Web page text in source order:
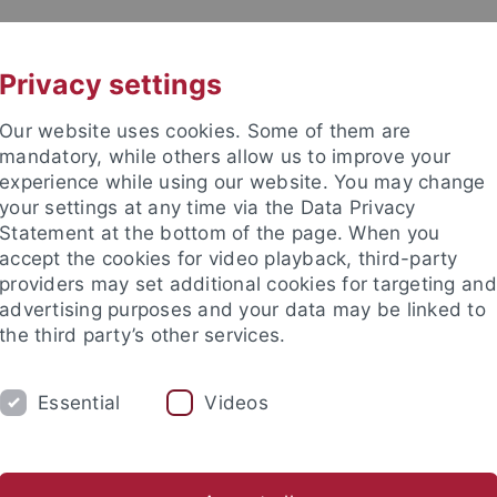
in the Sciences and
Location Annual retrospectives
International Center for Ethics in the Sciences and
Privacy settings
Our website uses cookies. Some of them are
mandatory, while others allow us to improve your
experience while using our website. You may change
your settings at any time via the Data Privacy
Statement at the bottom of the page. When you
accept the cookies for video playback, third-party
providers may set additional cookies for targeting and
advertising purposes and your data may be linked to
the third party’s other services.
Essential Videos